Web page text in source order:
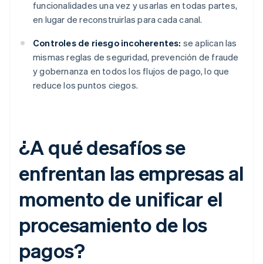
funcionalidades una vez y usarlas en todas partes,
en lugar de reconstruirlas para cada canal.
Controles de riesgo incoherentes: se aplican las
mismas reglas de seguridad, prevención de fraude
y gobernanza en todos los flujos de pago, lo que
reduce los puntos ciegos.
¿A qué desafíos se
enfrentan las empresas al
momento de unificar el
procesamiento de los
pagos?